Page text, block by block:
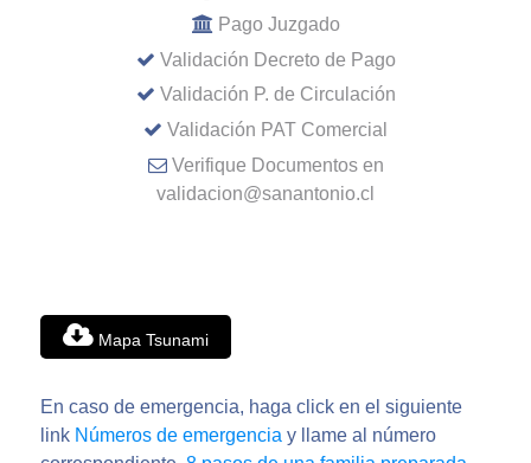
Pago Juzgado
Validación Decreto de Pago
Validación P. de Circulación
Validación PAT Comercial
Verifique Documentos en
validacion@sanantonio.cl
Mapa Tsunami
En caso de emergencia, haga click en el siguiente
link Números de emergencia y llame al número